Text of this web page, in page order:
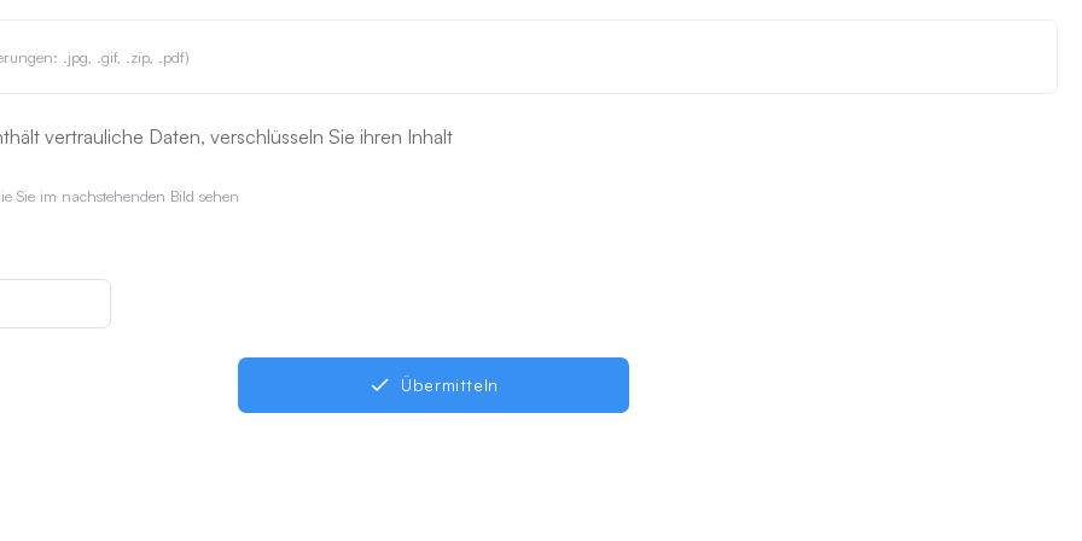
.jpg, .gif, .zip, .pdf)
vertrauliche Daten, verschlüsseln Sie ihren Inhalt
Sie im nachstehenden Bild sehen
done Übermitteln